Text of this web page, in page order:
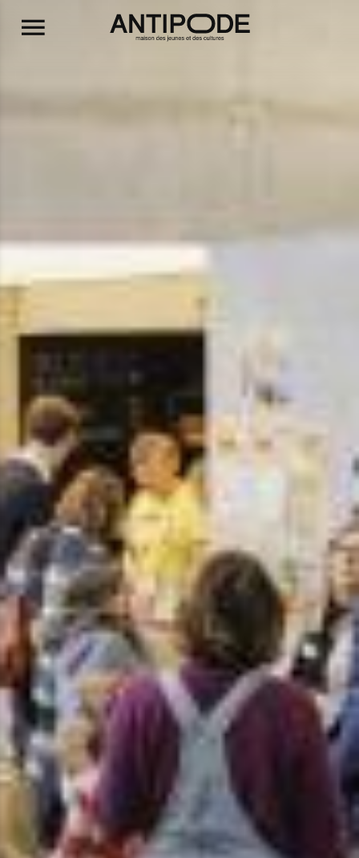
Aller au contenu principal